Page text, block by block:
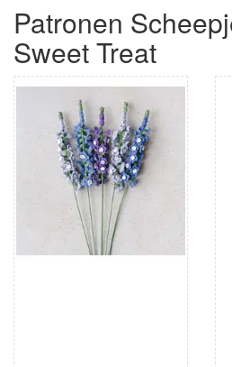
Patronen
Sweet Treat